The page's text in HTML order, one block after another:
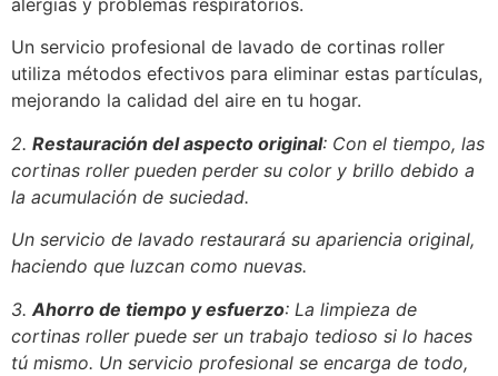
alergias y problemas respiratorios.
Un servicio profesional de lavado de cortinas roller
utiliza métodos efectivos para eliminar estas partículas,
mejorando la calidad del aire en tu hogar.
2. Restauración del aspecto original: Con el tiempo, las
cortinas roller pueden perder su color y brillo debido a
la acumulación de suciedad.
Un servicio de lavado restaurará su apariencia original,
haciendo que luzcan como nuevas.
3. Ahorro de tiempo y esfuerzo: La limpieza de
cortinas roller puede ser un trabajo tedioso si lo haces
tú mismo. Un servicio profesional se encarga de todo,